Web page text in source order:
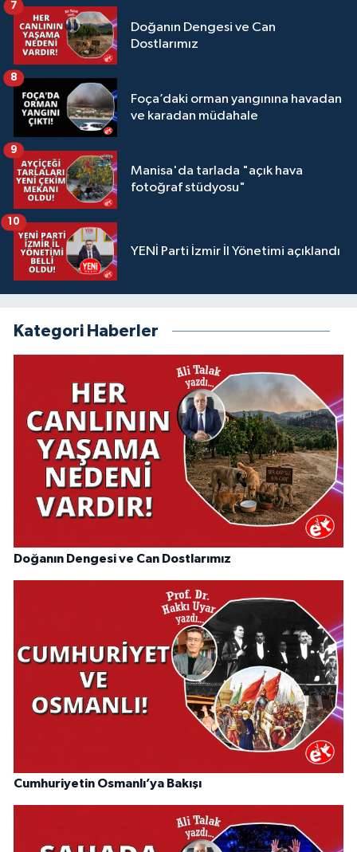
Doğanın Dengesi ve Can
Dostlarımız
7
Foça’daki orman yangınına havadan
ve karadan müdahale
8
Manisa'da tarlada "açık hava
fotoğraf stüdyosu"
9
YENİ Parti İzmir İl Yönetimi açıklandı
10
Kategori Haberler
Doğanın Dengesi ve Can Dostlarımız
Cumhuriyetin Osmanlı’ya Bakışı